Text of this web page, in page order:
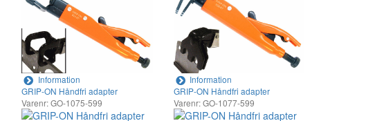
Information
Information
GRIP-ON Håndfri adapter
Varenr: GO-1075-599
GRIP-ON Håndfri adapter
Varenr: GO-1077-599